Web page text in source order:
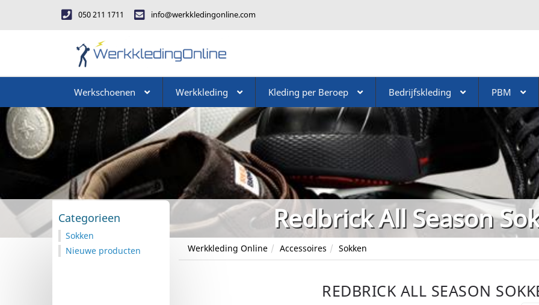
050 211 1711 info@werkkledingonline.com
Werkschoenen Werkkleding Kleding per Beroep Bedrijfskleding PBM
Redbrick All Season
Werkkleding Online Accessoires Sokken
REDBRICK ALL SEASON
Categorieen
Sokken
Nieuwe producten